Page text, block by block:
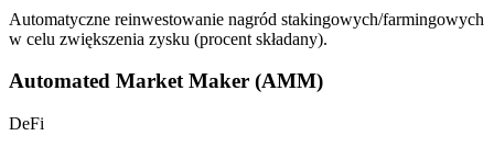
Automatyczne reinwestowanie nagród stakingowych/farmingowych
w celu zwiększenia zysku (procent składany).
Automated Market Maker (AMM)
DeFi